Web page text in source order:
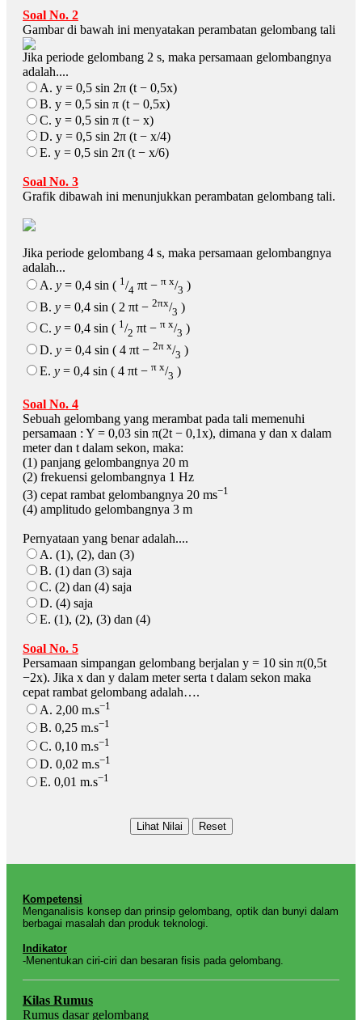
Soal No. 2
Gambar di bawah ini menyatakan perambatan gelombang tali
Jika periode gelombang 2 s, maka persamaan gelombangnya
adalah....
A. y = 0,5 sin 2π (t − 0,5x)
B. y = 0,5 sin π (t − 0,5x)
C. y = 0,5 sin π (t − x)
D. y = 0,5 sin 2π (t − x/4)
E. y = 0,5 sin 2π (t − x/6)
Soal No. 3
Grafik dibawah ini menunjukkan perambatan gelombang tali.
Jika periode gelombang 4 s, maka persamaan gelombangnya
adalah...
A. y = 0,4 sin ( 1/4 πt − π x/3 )
B. y = 0,4 sin ( 2 πt − 2πx/3 )
C. y = 0,4 sin ( 1/2 πt − π x/3 )
D. y = 0,4 sin ( 4 πt − 2π x/3 )
E. y = 0,4 sin ( 4 πt − π x/3 )
Soal No. 4
Sebuah gelombang yang merambat pada tali memenuhi
persamaan : Y = 0,03 sin π(2t − 0,1x), dimana y dan x dalam
meter dan t dalam sekon, maka:
(1) panjang gelombangnya 20 m
(2) frekuensi gelombangnya 1 Hz
(3) cepat rambat gelombangnya 20 ms−1
(4) amplitudo gelombangnya 3 m
Pernyataan yang benar adalah....
A. (1), (2), dan (3)
B. (1) dan (3) saja
C. (2) dan (4) saja
D. (4) saja
E. (1), (2), (3) dan (4)
Soal No. 5
Persamaan simpangan gelombang berjalan y = 10 sin π(0,5t
−2x). Jika x dan y dalam meter serta t dalam sekon maka
cepat rambat gelombang adalah….
A. 2,00 m.s−1
B. 0,25 m.s−1
C. 0,10 m.s−1
D. 0,02 m.s−1
E. 0,01 m.s−1
Kompetensi
Menganalisis konsep dan prinsip gelombang, optik dan bunyi dalam
berbagai masalah dan produk teknologi.
Indikator
-Menentukan ciri-ciri dan besaran fisis pada gelombang.
Kilas Rumus
Rumus dasar gelombang